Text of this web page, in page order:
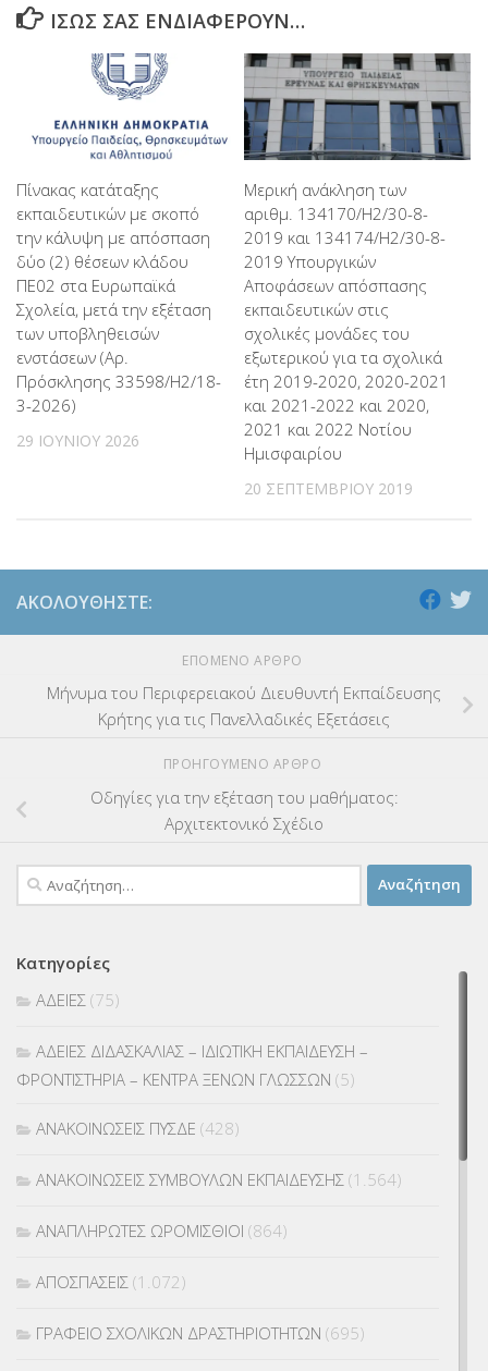
ΊΣΩΣ ΣΑΣ ΕΝΔΙΑΦΈΡΟΥΝ…
Πίνακας κατάταξης
εκπαιδευτικών με σκοπό
την κάλυψη με απόσπαση
δύο (2) θέσεων κλάδου
ΠΕ02 στα Ευρωπαϊκά
Σχολεία, μετά την εξέταση
των υποβληθεισών
ενστάσεων (Αρ.
Πρόσκλησης 33598/Η2/18-
3-2026)
29 ΙΟΥΝΊΟΥ 2026
Μερική ανάκληση των
αριθμ. 134170/Η2/30-8-
2019 και 134174/Η2/30-8-
2019 Υπουργικών
Αποφάσεων απόσπασης
εκπαιδευτικών στις
σχολικές μονάδες του
εξωτερικού για τα σχολικά
έτη 2019-2020, 2020-2021
και 2021-2022 και 2020,
2021 και 2022 Νοτίου
Ημισφαιρίου
20 ΣΕΠΤΕΜΒΡΊΟΥ 2019
ΑΚΟΛΟΥΘΉΣΤΕ:
ΕΠΌΜΕΝΟ ΆΡΘΡΟ
Μήνυμα του Περιφερειακού Διευθυντή Εκπαίδευσης
Κρήτης για τις Πανελλαδικές Εξετάσεις
ΠΡΟΗΓΟΎΜΕΝΟ ΆΡΘΡΟ
Οδηγίες για την εξέταση του μαθήματος:
Αρχιτεκτονικό Σχέδιο
Αναζήτηση
για:
Κατηγορίες
ΑΔΕΙΕΣ (75)
ΑΔΕΙΕΣ ΔΙΔΑΣΚΑΛΙΑΣ – ΙΔΙΩΤΙΚΗ ΕΚΠΑΙΔΕΥΣΗ –
ΦΡΟΝΤΙΣΤΗΡΙΑ – ΚΕΝΤΡΑ ΞΕΝΩΝ ΓΛΩΣΣΩΝ (5)
ΑΝΑΚΟΙΝΩΣΕΙΣ ΠΥΣΔΕ (428)
ΑΝΑΚΟΙΝΩΣΕΙΣ ΣΥΜΒΟΥΛΩΝ ΕΚΠΑΙΔΕΥΣΗΣ (1.564)
ΑΝΑΠΛΗΡΩΤΕΣ ΩΡΟΜΙΣΘΙΟΙ (864)
ΑΠΟΣΠΑΣΕΙΣ (1.072)
ΓΡΑΦΕΙΟ ΣΧΟΛΙΚΩΝ ΔΡΑΣΤΗΡΙΟΤΗΤΩΝ (695)